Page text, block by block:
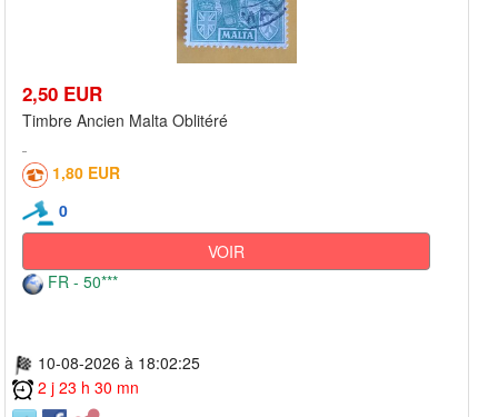
2,50 EUR
Timbre Ancien Malta Oblitéré
1,80 EUR
0
VOIR
FR - 50***
10-08-2026 à 18:02:25
2 j 23 h 30 mn